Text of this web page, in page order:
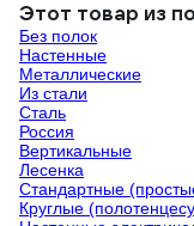
Этот товар из
Без полок
Настенные
Металлические
Из стали
Сталь
Россия
Вертикальные
Лесенка
Стандартные
Круглые